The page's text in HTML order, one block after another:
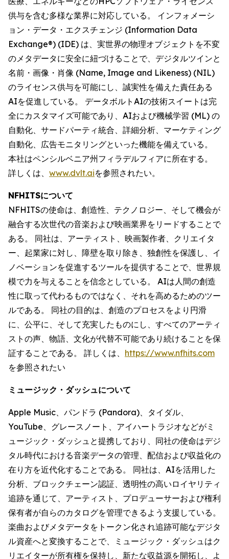
供与を含む多様な業界に対応している。 インフォメーシ
ョン・データ・エクスチェンジ (Information Data
Exchange®) (IDE) は、実世界の物理オブジェクトを不変
のメタデータに安全に紐づけることで、デジタルツインと
名前・画像・肖像 (Name, Image and Likeness) (NIL)
のライセンス供与を可能にし、誠実性を備えた責任ある
AIを促進している。 データボルトAIの技術スイートは完
全にカスタマイズ可能であり、AIおよび機械学習 (ML) の
自動化、サードパーティ統合、詳細分析、マーケティング
自動化、広告モニタリングといった機能を備えている。
本社はペンシルベニア州フィラデルフィアに所在する。
詳しくは、 www.dvlt.aiを参照されたい。
NFHITSについて
NFHITSの使命は、創造性、テクノロジー、そして機会が
融合する次世代の音楽および映画業界をリードすることで
ある。 同社は、アーティスト、映画製作者、クリエイタ
ー、起業家に対し、障壁を取り除き、独創性を保護し、イ
ノベーションを促進するツールを提供することで、世界規
模で力を与えることを信念としている。 AIは人間の創造
性に取って代わるものではなく、それを高めるためのツー
ルである。 同社の目的は、創造のプロセスをより円滑
に、公平に、そして充実したものにし、すべてのアーティ
ストの声、物語、文化が代替不可能であり続けることを保
証することである。 詳しくは、 https://www.nfhits.com
を参照されたい
ミュージック・ダッシュについて
Apple Music、パンドラ (Pandora)、タイダル、
YouTube、グレースノート、アイハートラジオなどがミ
ュージック・ダッシュと提携しており、同社の使命はデジ
タル時代における音楽データの管理、配信および収益化の
在り方を近代化することである。 同社は、AIを活用した
分析、ブロックチェーン認証、透明性の高いロイヤリティ
追跡を通じて、アーティスト、プロデューサーおよび権利
保有者が自らのカタログを管理できるよう支援している。
楽曲およびメタデータをトークン化され追跡可能なデジタ
ル資産へと変換することで、ミュージック・ダッシュはク
リエイターが所有権を保持し、新たな収益源を開拓し、よ